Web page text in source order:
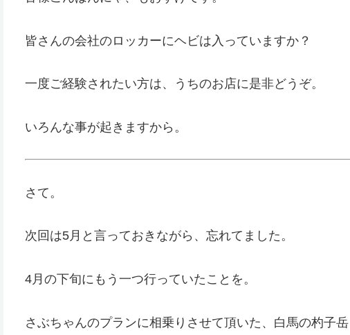
皆さんの会社のロッカーにヘビは入っていますか？
一度ご経験されたい方は、うちのお店に是非どうぞ。
いろんな事が起きますから。
さて。
次回は5月と言っておきながら、忘れてました。
4月の下旬にもう一つ行っていたことを。
さぶちゃんのプランに相乗りさせて頂いた、白馬の杓子岳